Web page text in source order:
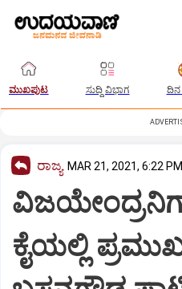
ಮುಖಪುಟ ಸುದ್ದಿ ವಿಭಾಗ ದಿನ
ರಾಜ್ಯ MAR 21, 2021, 6:22
ಕೈಯಲ್ಲಿ